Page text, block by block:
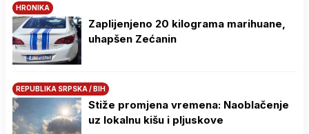
HRONIKA
Zaplijenjeno 20 kilograma marihuane,
uhapšen Zećanin
REPUBLIKA SRPSKA / BIH
Stiže promjena vremena: Naoblačenje
uz lokalnu kišu i pljuskove